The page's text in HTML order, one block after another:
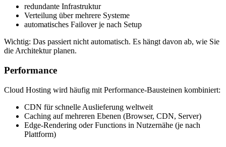
redundante Infrastruktur
Verteilung über mehrere Systeme
automatisches Failover je nach Setup
Wichtig: Das passiert nicht automatisch. Es hängt davon ab, wie Sie
die Architektur planen.
Performance
Cloud Hosting wird häufig mit Performance-Bausteinen kombiniert:
CDN für schnelle Auslieferung weltweit
Caching auf mehreren Ebenen (Browser, CDN, Server)
Edge-Rendering oder Functions in Nutzernähe (je nach
Plattform)